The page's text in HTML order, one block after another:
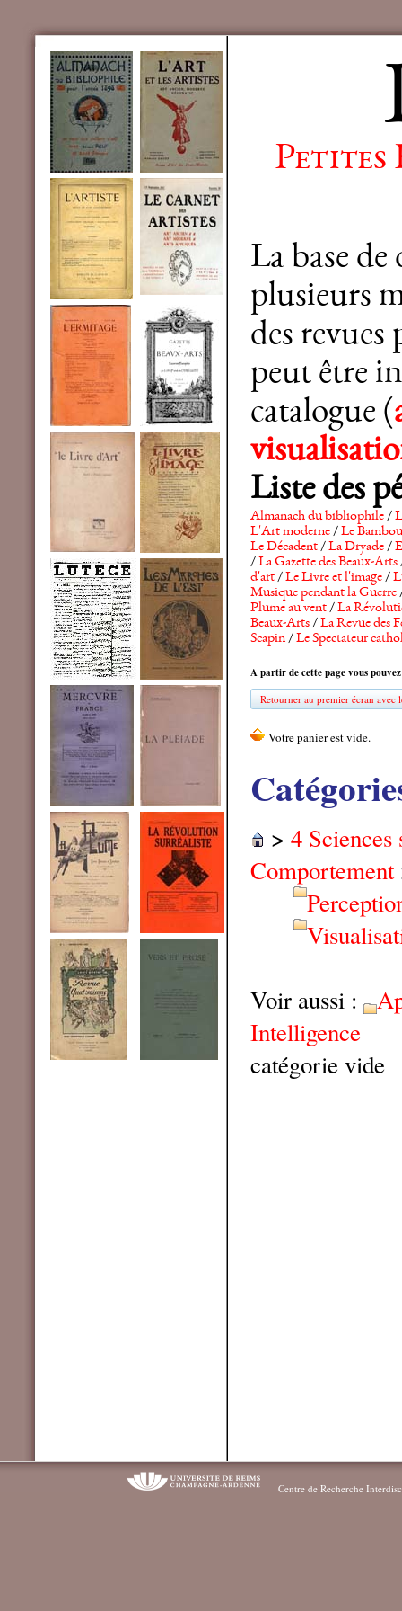
Petites
La base
plusieurs
des revues
peut être
catalogue (
Liste des
Almanach du bibliophile/
L'Art moderne/Le Bambou
Le Décadent/La Dryade/
/La Gazette des Beaux-Arts
d'art/Le Livre et l'image/
Musique pendant la Guerre
Plume au vent/La
Beaux-Arts/La Revue des
Scapin/Le Spectateur
A partir de cette page vous
Retourner au premier écran avec
> 4 Sciences
Comportement
Voir aussi :
Intelligence
catégorie vide
Centre de Recherche